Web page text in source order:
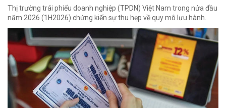
Thị trường trái phiếu doanh nghiệp (TPDN) Việt Nam trong nửa đầu
năm 2026 (1H2026) chứng kiến sự thu hẹp về quy mô lưu hành.